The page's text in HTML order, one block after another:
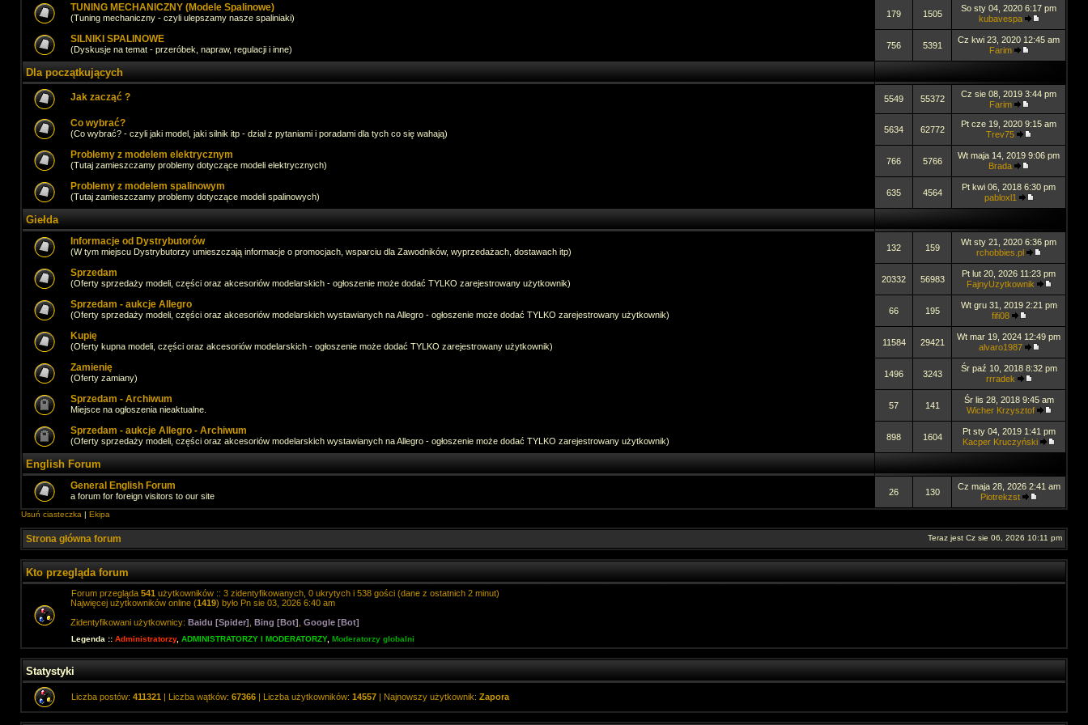
TUNING MECHANICZNY (Modele Spalinowe)
(Tuning mechaniczny - czyli ulepszamy nasze spaliniaki) 179 1505
So sty 04, 2020 6:17 pm
kubavespa
SILNIKI SPALINOWE
(Dyskusje na temat - przeróbek, napraw, regulacji i inne) 756 5391
Cz kwi 23, 2020 12:45 am
Farim
Dla początkujących
Jak zacząć ? 5549 55372
Cz sie 08, 2019 3:44 pm
Farim
Co wybrać?
(Co wybrać? - czyli jaki model, jaki silnik itp - dział z pytaniami i poradami dla tych co się wahają) 5634 62772
Pt cze 19, 2020 9:15 am
Trev75
Problemy z modelem elektrycznym
(Tutaj zamieszczamy problemy dotyczące modeli elektrycznych) 766 5766
Wt maja 14, 2019 9:06 pm
Brada
Problemy z modelem spalinowym
(Tutaj zamieszczamy problemy dotyczące modeli spalinowych) 635 4564
Pt kwi 06, 2018 6:30 pm
pabloxl1
Giełda
Informacje od Dystrybutorów
(W tym miejscu Dystrybutorzy umieszczają informacje o promocjach, wsparciu dla Zawodników, wyprzedażach, dostawach itp) 132 159
Wt sty 21, 2020 6:36 pm
rchobbies.pl
Sprzedam
(Oferty sprzedaży modeli, części oraz akcesoriów modelarskich - ogłoszenie może dodać TYLKO zarejestrowany użytkownik) 20332 56983
Pt lut 20, 2026 11:23 pm
FajnyUzytkownik
Sprzedam - aukcje Allegro
(Oferty sprzedaży modeli, części oraz akcesoriów modelarskich wystawianych na Allegro - ogłoszenie może dodać TYLKO zarejestrowany użytkownik) 66 195
Wt gru 31, 2019 2:21 pm
fifi08
Kupię
(Oferty kupna modeli, części oraz akcesoriów modelarskich - ogłoszenie może dodać TYLKO zarejestrowany użytkownik) 11584 29421
Wt mar 19, 2024 12:49 pm
alvaro1987
Zamienię
(Oferty zamiany) 1496 3243
Śr paź 10, 2018 8:32 pm
rrradek
Sprzedam - Archiwum
Miejsce na ogłoszenia nieaktualne. 57 141
Śr lis 28, 2018 9:45 am
Wicher Krzysztof
Sprzedam - aukcje Allegro - Archiwum
(Oferty sprzedaży modeli, części oraz akcesoriów modelarskich wystawianych na Allegro - ogłoszenie może dodać TYLKO zarejestrowany użytkownik) 898 1604
Pt sty 04, 2019 1:41 pm
Kacper Kruczyński
English Forum
General English Forum
a forum for foreign visitors to our site 26 130
Cz maja 28, 2026 2:41 am
Piotrekzst
Usuń ciasteczka | Ekipa
Strona główna forum Teraz jest Cz sie 06, 2026 10:11 pm
Kto przegląda forum
Forum przegląda 541 użytkowników :: 3 zidentyfikowanych, 0 ukrytych i 538 gości (dane z ostatnich 2 minut)
Najwięcej użytkowników online (1419) było Pn sie 03, 2026 6:40 am
Zidentyfikowani użytkownicy: Baidu [Spider] Bing [Bot] Google [Bot]
Legenda :: Administratorzy, ADMINISTRATORZY I MODERATORZY, Moderatorzy globalni
Statystyki
Liczba postów: 411321 | Liczba wątków: 67366 | Liczba użytkowników: 14557 | Najnowszy użytkownik: Zapora